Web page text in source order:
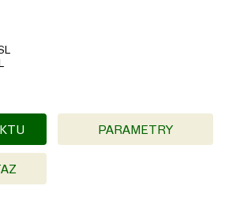
PARAMETRY